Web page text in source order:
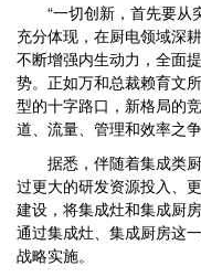
“一切创新，首先要从
充分体现，在厨电领域深
不断增强内生动力，全面
势。正如万和总裁赖育文
型的十字路口，新格局的
道、流量、管理和效率之争
据悉，伴随着集成类厨
过更大的研发资源投入、
建设，将集成灶和集成厨
通过集成灶、集成厨房这
战略实施。